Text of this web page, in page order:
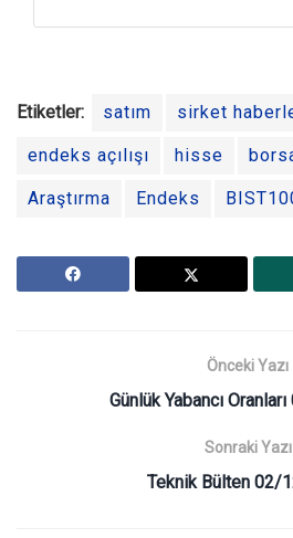
Etiketler: satım sirket
endeks açılışı hisse
Araştırma Endeks
Önceki Yazı
Günlük Yabancı
Sonraki Yazı
Teknik Bülten 02/